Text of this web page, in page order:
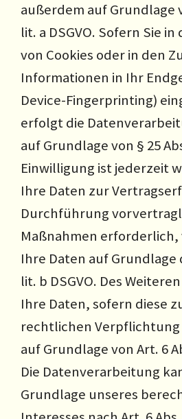
außerdem auf Grundlage
lit. a DSGVO. Sofern Sie
von Cookies oder in den
Informationen in Ihr
Device-Fingerprinting)
erfolgt die
auf Grundlage von § 25
Einwilligung ist jederzeit
Ihre Daten zur
Durchführung
Maßnahmen
Ihre Daten auf Grundlage
lit. b DSGVO. Des
Ihre Daten, sofern diese
rechtlichen
auf Grundlage von Art. 6
Die Datenverarbeitung
Grundlage unseres